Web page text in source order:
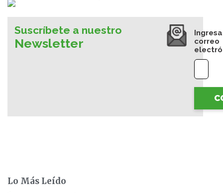
Suscríbete a nuestro
Newsletter
correo
Lo Más Leído